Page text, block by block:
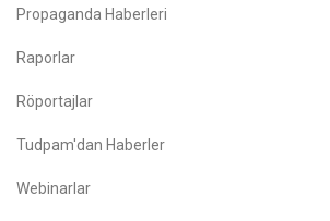
Propaganda Haberleri
Raporlar
Röportajlar
Tudpam'dan Haberler
Webinarlar